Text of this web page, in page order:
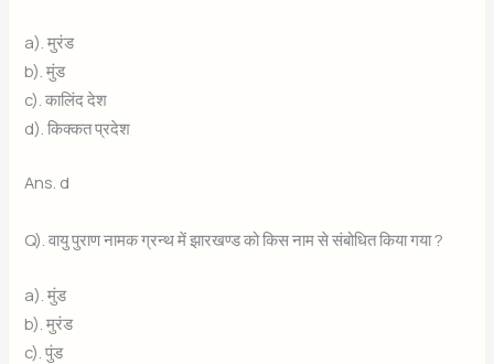
a). मुरंड
b). मुंड
c). कालिंद देश
d). किक्कत प्रदेश
Ans. d
Q). वायु पुराण नामक ग्रन्थ में झारखण्ड को किस नाम से संबोधित किया गया ?
a). मुंड
b). मुरंड
c). पुंड